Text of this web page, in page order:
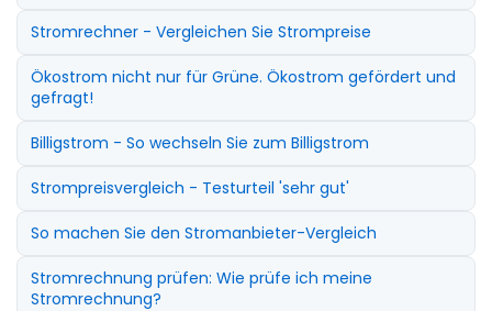
Stromrechner - Vergleichen Sie Strompreise
Ökostrom nicht nur für Grüne. Ökostrom gefördert und
gefragt!
Billigstrom - So wechseln Sie zum Billigstrom
Strompreisvergleich - Testurteil 'sehr gut'
So machen Sie den Stromanbieter-Vergleich
Stromrechnung prüfen: Wie prüfe ich meine
Stromrechnung?